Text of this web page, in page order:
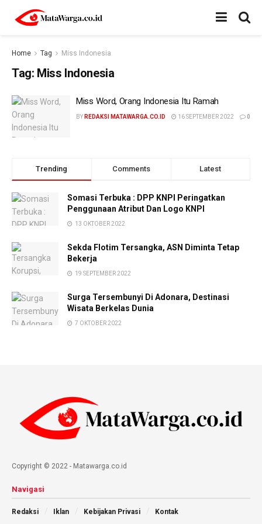
Home Tag Miss Indonesia
Tag: Miss Indonesia
Miss Word, Orang Indonesia Itu Ramah
BY REDAKSI MATAWARGA.CO.ID 16 SEPTEMBER 2022 0
Trending Comments Latest
Somasi Terbuka : DPP KNPI Peringatkan
Penggunaan Atribut Dan Logo KNPI
13 OKTOBER 2022
Sekda Flotim Tersangka, ASN Diminta Tetap
Bekerja
19 SEPTEMBER 2022
Surga Tersembunyi Di Adonara, Destinasi
Wisata Berkelas Dunia
7 OKTOBER 2022
Copyright © 2022 - Matawarga.co.id
Navigasi
Redaksi Iklan Kebijakan Privasi Kontak